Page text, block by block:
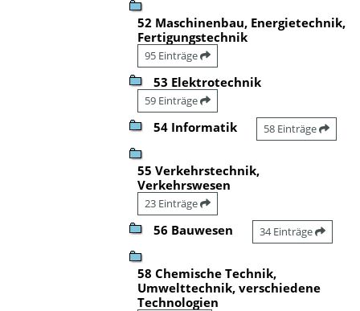
52 Maschinenbau, Energietechnik,
Fertigungstechnik
95 Einträge
53 Elektrotechnik
59 Einträge
54 Informatik 58 Einträge
55 Verkehrstechnik,
Verkehrswesen
23 Einträge
56 Bauwesen 34 Einträge
58 Chemische Technik,
Umwelttechnik, verschiedene
Technologien